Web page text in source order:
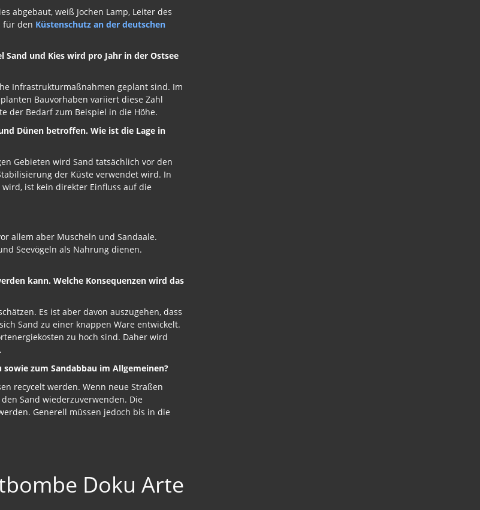
abgebaut, weiß Jochen Lamp, Leiter des
für den Küstenschutz an der deutschen
Sand und Kies wird pro Jahr in der Ostsee
Infrastrukturmaßnahmen geplant sind. Im
Bauvorhaben variiert diese Zahl
der Bedarf zum Beispiel in die Höhe.
Dünen betroffen. Wie ist die Lage in
Gebieten wird Sand tatsächlich vor den
der Küste verwendet wird. In
ist kein direkter Einfluss auf die
allem aber Muscheln und Sandaale.
Seevögeln als Nahrung dienen.
kann. Welche Konsequenzen wird das
Es ist aber davon auszugehen, dass
Sand zu einer knappen Ware entwickelt.
zu hoch sind. Daher wird
zum Sandabbau im Allgemeinen?
recycelt werden. Wenn neue Straßen
Sand wiederzuverwenden. Die
Generell müssen jedoch bis in die
Doku Arte